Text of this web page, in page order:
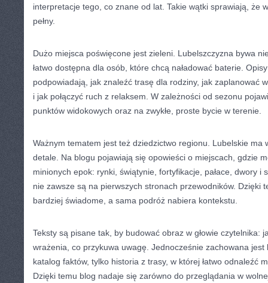
interpretacje tego, co znane od lat. Takie wątki sprawiają, że
pełny.
Dużo miejsca poświęcone jest zieleni. Lubelszczyzna bywa
łatwo dostępna dla osób, które chcą naładować baterie.
podpowiadają, jak znaleźć trasę dla rodziny, jak zaplanować
i jak połączyć ruch z relaksem. W zależności od sezonu
punktów widokowych oraz na zwykłe, proste bycie w terenie.
Ważnym tematem jest też dziedzictwo regionu. Lubelskie ma
detale. Na blogu pojawiają się opowieści o miejscach, gdzie
minionych epok: rynki, świątynie, fortyfikacje, pałace, dwory i
nie zawsze są na pierwszych stronach przewodników. Dzięki
bardziej świadome, a sama podróż nabiera kontekstu.
Teksty są pisane tak, by budować obraz w głowie czytelnika:
wrażenia, co przykuwa uwagę. Jednocześnie zachowana jest
katalog faktów, tylko historia z trasy, w której łatwo odnaleźć
Dzięki temu blog nadaje się zarówno do przeglądania w